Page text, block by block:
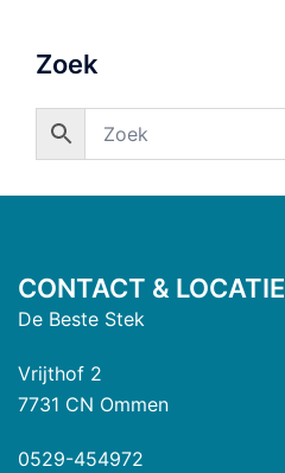
Zoek
CONTACT & LOCATIE
De Beste Stek
Vrijthof 2
7731 CN Ommen
0529-454972